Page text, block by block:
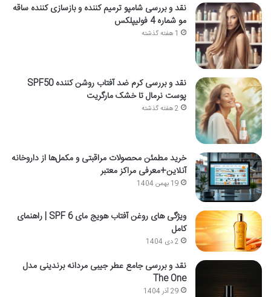
نقد و بررسی شامپو ترمیم کننده و بازسازی کننده ساقه
مو شماره 4 فولیپلکس
1 هفته گذشته
نقد و بررسی کرم ضد آفتاب روشن کننده SPF50
پوست نرمال تا خشک مارگریت
2 هفته گذشته
خرید مطمئن محصولات مراقبتی و مکمل‌ها از داروخانه
آنلاین+معرفی مراکز معتبر
19 بهمن 1404
ویژگی های روغن آفتاب هویج مای SPF 6 | راهنمای
کامل
2 دی 1404
نقد و بررسی جامع عطر جیبی مردانه برندینی مدل
The One
29 آذر 1404